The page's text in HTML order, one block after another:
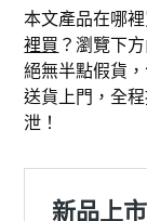
本文產品在哪
裡買 ？瀏覽下
絕無半點假貨
送貨上門，全
泄！